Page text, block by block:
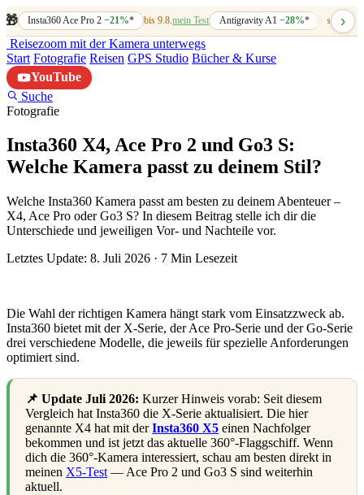
🎁 Insta360 Ace Pro 2−21%* bis 9.8.mein Test Antigravity A1 −28%* bis 7.8.
›
Reisezoom mit der Kamera unterwegs
Start Fotografie Reisen GPS Studio Bücher & Kurse
YouTube
Suche
Fotografie
Insta360 X4, Ace Pro 2 und Go3 S:
Welche Kamera passt zu deinem Stil?
Welche Insta360 Kamera passt am besten zu deinem Abenteuer –
X4, Ace Pro oder Go3 S? In diesem Beitrag stelle ich dir die
Unterschiede und jeweiligen Vor- und Nachteile vor.
Letztes Update: 8. Juli 2026 · 7 Min Lesezeit
Die Wahl der richtigen Kamera hängt stark vom Einsatzzweck ab.
Insta360 bietet mit der X-Serie, der Ace Pro-Serie und der Go-Serie
drei verschiedene Modelle, die jeweils für spezielle Anforderungen
optimiert sind.
📌 Update Juli 2026: Kurzer Hinweis vorab: Seit diesem
Vergleich hat Insta360 die X-Serie aktualisiert. Die hier
genannte X4 hat mit derInsta360 X5 einen Nachfolger
bekommen und ist jetzt das aktuelle 360°-Flaggschiff. Wenn
dich die 360°-Kamera interessiert, schau am besten direkt in
meinen X5-Test — Ace Pro 2 und Go3 S sind weiterhin
aktuell.